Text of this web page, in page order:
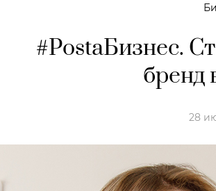
#PostaБизнес.
бренд
28